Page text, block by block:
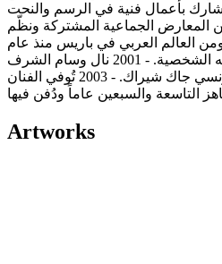
شارك بأعمال فنية في الرسم والنحت
المعارض الجماعية المشتركة ونظّم
العالم العربي في باريس منذ عام
1950 إلى 1962 بجانب معارضه الشخصية. - 2001 نال وسام الشرف
الفرنسي من قِبل الرئيس الفرنسي جاك شيراك. - 2003 تُوفي الفنان
Artworks